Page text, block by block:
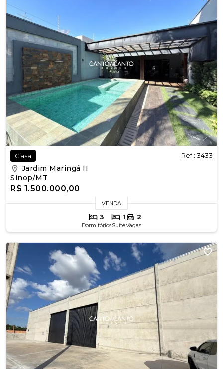
Casa Ref.: 3433
Jardim Maringá II
Sinop/MT
R$ 1.500.000,00
VENDA
3
Dormitórios
1
Suíte
2
Vagas